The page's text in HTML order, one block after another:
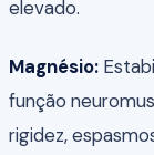
elevado.
Magnésio:
função
rigidez,